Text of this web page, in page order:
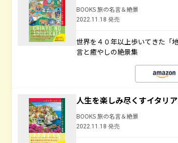
BOOKS 旅の名言＆絶景
2022.11.18 発売
世界を４０年以上歩いてきた「
言と癒やしの絶景集
人生を楽しみ尽くすイタリ
BOOKS 旅の名言＆絶景
2022.11.18 発売